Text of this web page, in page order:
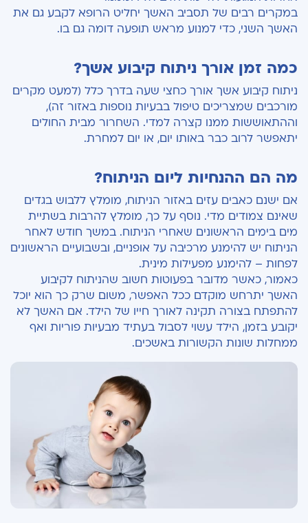
במקרים רבים של תסביב האשך יחליט הרופא לקבע גם את
האשך השני, כדי למנוע מראש תופעה דומה גם בו.
כמה זמן אורך ניתוח קיבוע אשך?
ניתוח קיבוע אשך אורך כחצי שעה בדרך כלל (למעט מקרים
מורכבים שמצריכים טיפול בבעיות נוספות באזור זה),
וההתאוששות ממנו קצרה למדי. השחרור מבית החולים
יתאפשר לרוב כבר באותו יום, או יום למחרת.
מה הם ההנחיות ליום הניתוח?
אם ישנם כאבים עזים באזור הניתוח, מומלץ ללבוש בגדים
שאינם צמודים מדי. נוסף על כך, מומלץ להרבות בשתיית
מים בימים הראשונים שאחרי הניתוח. במשך חודש לאחר
הניתוח יש להימנע מרכיבה על אופניים, ובשבועיים הראשונים
לפחות – להימנע מפעילות מינית.
כאמור, כאשר מדובר בפעוטות חשוב שהניתוח לקיבוע
האשך יתרחש מוקדם ככל האפשר, משום שרק כך הוא יוכל
להתפתח בצורה תקינה לאורך חייו של הילד. אם האשך לא
יקובע בזמן, הילד עשוי לסבול בעתיד מבעיות פוריות ואף
ממחלות שונות הקשורות באשכים.